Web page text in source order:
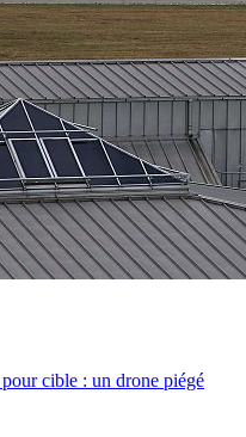
cible : un drone piégé